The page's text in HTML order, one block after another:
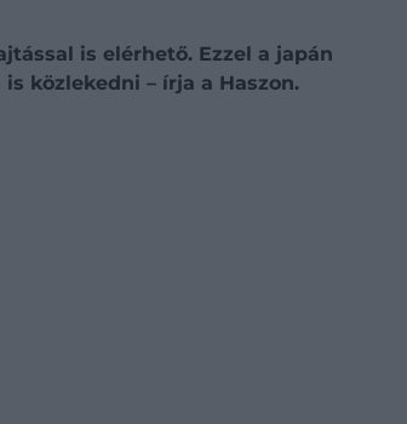
is elérhető. Ezzel a japán
közlekedni – írja a Haszon.